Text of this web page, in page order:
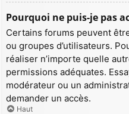
Pourquoi ne puis-je pas
Certains forums peuvent
ou groupes d’utilisateurs.
réaliser n’importe quelle
permissions adéquates.
modérateur ou un
demander un accès.
Haut